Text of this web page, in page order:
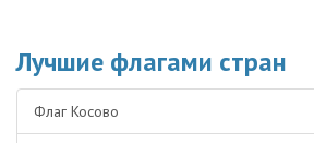
Лучшие флагами стран
Флаг Косово